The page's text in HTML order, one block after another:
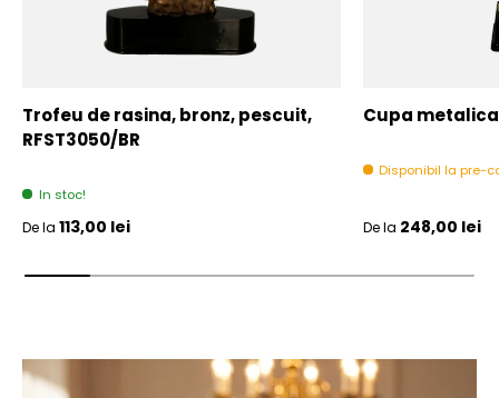
Trofeu de rasina, bronz, pescuit,
RFST3050/BR
In stoc!
Pret initial
De la 113,00 lei
Cupa
Disponibil la pre-
Pret initial
De la 248,00 lei